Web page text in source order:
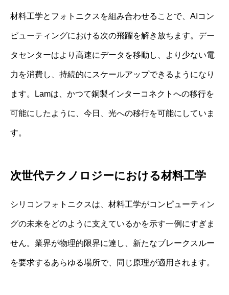
材料工学とフォトニクスを組み合わせることで、AIコン
ピューティングにおける次の飛躍を解き放ちます。デー
タセンターはより高速にデータを移動し、より少ない電
力を消費し、持続的にスケールアップできるようになり
ます。Lamは、かつて銅製インターコネクトへの移行を
可能にしたように、今日、光への移行を可能にしていま
す。
次世代テクノロジーにおける材料工学
シリコンフォトニクスは、材料工学がコンピューティン
グの未来をどのように支えているかを示す一例にすぎま
せん。業界が物理的限界に達し、新たなブレークスルー
を要求するあらゆる場所で、同じ原理が適用されます。